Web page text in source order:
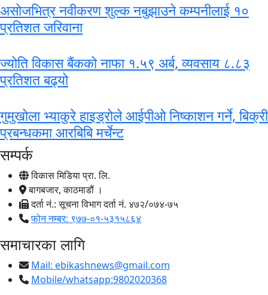
असोजभित्र नवीकरण शुल्क नबुझाउने कम्पनीलाई १०
प्रतिशत जरिवाना
ज्योति विकास बैंकको नाफा १.५९ अर्ब, व्यवसाय ८.८३
प्रतिशत बढ्यो
गुमुखोला भ्याकुरे हाइड्रोले आईपीओ निष्काशन गर्ने, बिक्री
प्रबन्धकमा आरबिबि मर्चेन्ट
सम्पर्क
विकास मिडिया प्रा. लि.
बागबजार, काठमाडौं ।
दर्ता नं.: सूचना विभाग दर्ता नं. ४७२/०७४-७५
फोन नम्बर: ९७७-०१-५३१५८६४
समाचारका लागि
Mail: ebikashnews@gmail.com
Mobile/whatsapp:9802020368